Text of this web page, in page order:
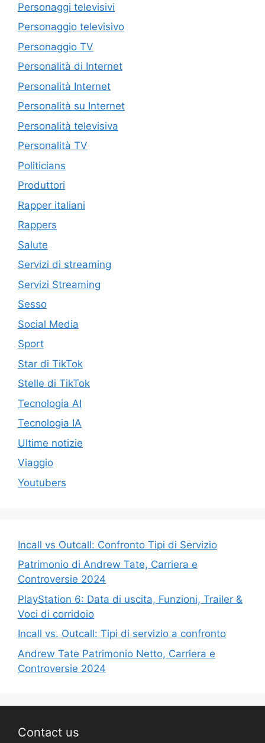
Personaggi televisivi
Personaggio televisivo
Personaggio TV
Personalità di Internet
Personalità Internet
Personalità su Internet
Personalità televisiva
Personalità TV
Politicians
Produttori
Rapper italiani
Rappers
Salute
Servizi di streaming
Servizi Streaming
Sesso
Social Media
Sport
Star di TikTok
Stelle di TikTok
Tecnologia AI
Tecnologia IA
Ultime notizie
Viaggio
Youtubers
Incall vs Outcall: Confronto Tipi di Servizio
Patrimonio di Andrew Tate, Carriera e
Controversie 2024
PlayStation 6: Data di uscita, Funzioni, Trailer &
Voci di corridoio
Incall vs. Outcall: Tipi di servizio a confronto
Andrew Tate Patrimonio Netto, Carriera e
Controversie 2024
Contact us